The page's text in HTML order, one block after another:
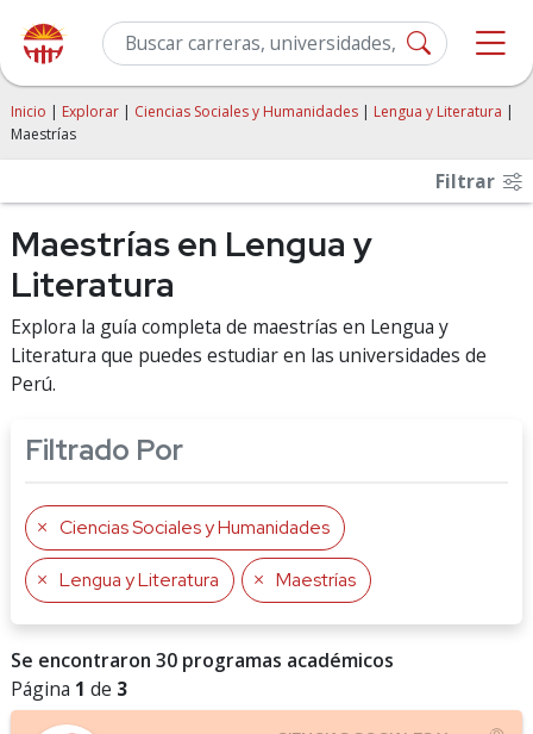
Inicio | Explorar | Ciencias Sociales y Humanidades | Lengua y Literatura |
Maestrías
Filtrar
Maestrías en Lengua y
Literatura
Explora la guía completa de maestrías en Lengua y
Literatura que puedes estudiar en las universidades de
Perú.
Filtrado Por
Ciencias Sociales y Humanidades
Lengua y Literatura Maestrías
Se encontraron 30 programas académicos
Página 1 de 3